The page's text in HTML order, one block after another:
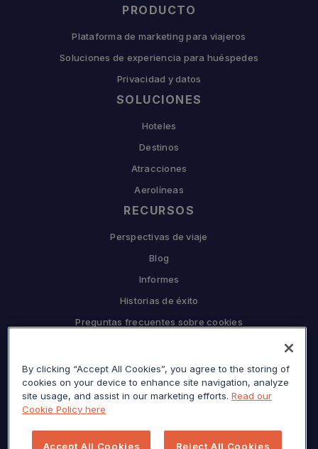
PRODUCTO
Plataforma de marketing para viajeros
Soluciones de experiencia para huéspedes
Privacidad y datos
SOLUCIONES
Hoteles
Destinos
Atracciones
Aerolíneas
RECURSOS
Perspectivas de viaje
Blog
Informes
Historias de éxito
Preguntas frecuentes sobre cookies
Por qué Sojern
Prensa
By clicking “Accept All Cookies”, you agree to the storing of
cookies on your device to enhance site navigation, analyze
site usage, and assist in our marketing efforts. Read our
Cookie Policy here
Accept All Cookies Reject All Cookies